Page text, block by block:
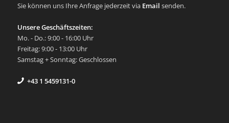
Sie können uns Ihre Anfrage jederzeit via Email senden.
Unsere Geschäftszeiten:
Mo. - Do.: 9:00 - 16:00 Uhr
Freitag: 9:00 - 13:00 Uhr
Samstag + Sonntag: Geschlossen
+43 1 5459131-0